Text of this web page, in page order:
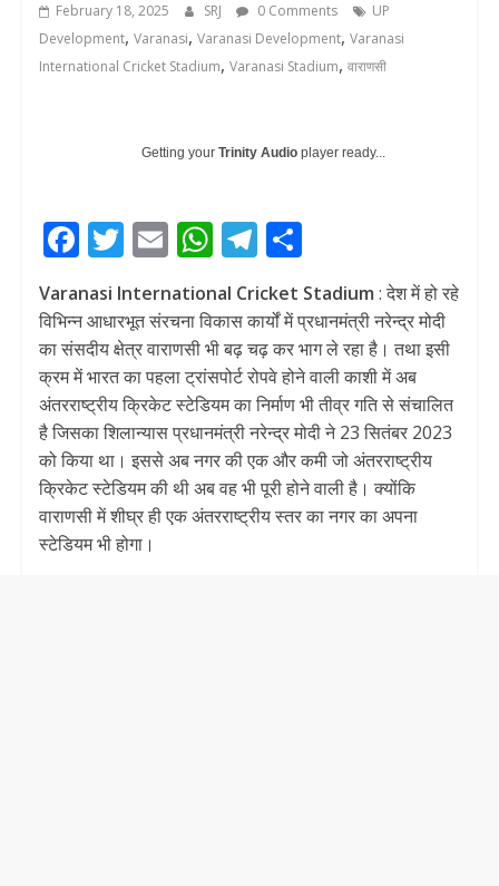
February 18, 2025 SRJ 0 Comments
UP
Development, Varanasi, Varanasi Development, Varanasi
International Cricket Stadium, Varanasi Stadium, वाराणसी
Getting your Trinity Audioplayer ready...
F
ac
e
b
o
o
k
T
w
itt
er
E
m
ai
l
W
h
at
s
A
p
p
T
el
e
gr
a
m
S
h
ar
e
Varanasi International Cricket Stadium : देश में हो रहे
विभिन्न आधारभूत संरचना विकास कार्यों में प्रधानमंत्री नरेन्द्र मोदी
का संसदीय क्षेत्र वाराणसी भी बढ़ चढ़ कर भाग ले रहा है। तथा इसी
क्रम में भारत का पहला ट्रांसपोर्ट रोपवे होने वाली काशी में अब
अंतरराष्ट्रीय क्रिकेट स्टेडियम का निर्माण भी तीव्र गति से संचालित
है जिसका शिलान्यास प्रधानमंत्री नरेन्द्र मोदी ने 23 सितंबर 2023
को किया था। इससे अब नगर की एक और कमी जो अंतरराष्ट्रीय
क्रिकेट स्टेडियम की थी अब वह भी पूरी होने वाली है। क्योंकि
वाराणसी में शीघ्र ही एक अंतरराष्ट्रीय स्तर का नगर का अपना
स्टेडियम भी होगा।